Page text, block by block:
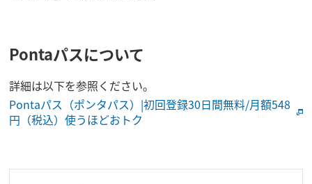
Pontaパスについて
詳細は以下を参照ください。
Pontaパス（ポンタパス）|初回登録30日間無料/月額548
円（税込）使うほどおトク